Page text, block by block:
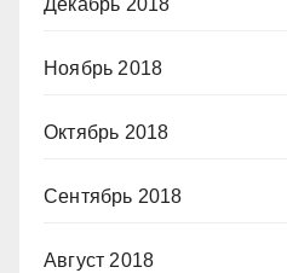
Декабрь 2018
Ноябрь 2018
Октябрь 2018
Сентябрь 2018
Август 2018